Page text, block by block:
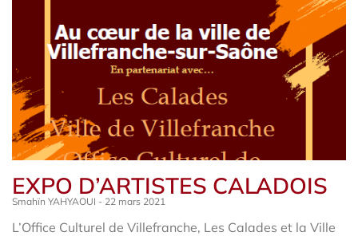
EXPO D’ARTISTES CALADOIS
Smahïn YAHYAOUI 22 mars 2021
L’Office Culturel de Villefranche, Les Calades et la Ville